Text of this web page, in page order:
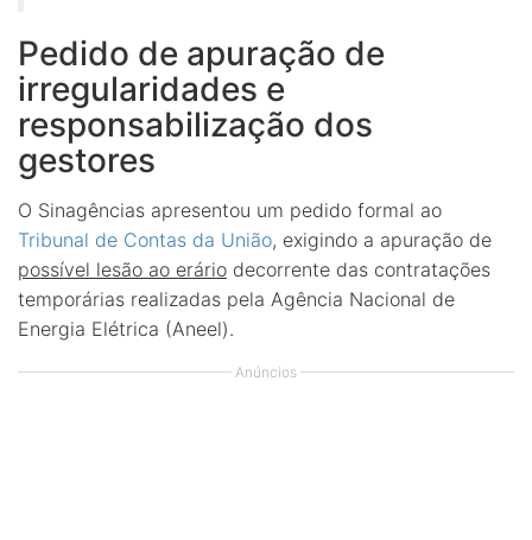
Pedido de apuração de
irregularidades e
responsabilização dos
gestores
O Sinagências apresentou um pedido formal ao
Tribunal de Contas da União, exigindo a apuração de
possível lesão ao erário decorrente das contratações
temporárias realizadas pela Agência Nacional de
Energia Elétrica (Aneel).
Anúncios